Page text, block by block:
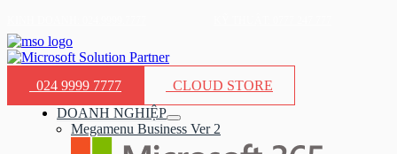
nội
dung
024 9999 7777
CLOUD STORE
DOANH NGHIỆP
Bật/tắt
Menu
Megamenu Business Ver 2